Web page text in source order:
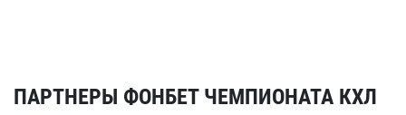
ПАРТНЕРЫ ФОНБЕТ ЧЕМПИОНАТА КХЛ